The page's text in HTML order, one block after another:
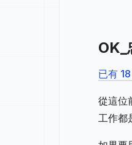
OK_
已有
從這位
工作都